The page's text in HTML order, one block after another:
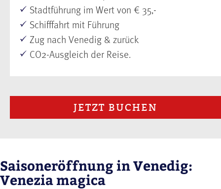
Stadtführung im Wert von € 35,-
Schifffahrt mit Führung
Zug nach Venedig & zurück
CO2-Ausgleich der Reise.
JETZT BUCHEN
Saisoneröffnung in Venedig:
Venezia magica